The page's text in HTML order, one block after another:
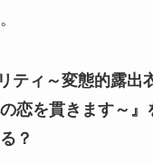
ティ～変態的露出
恋を貫きます～』
？